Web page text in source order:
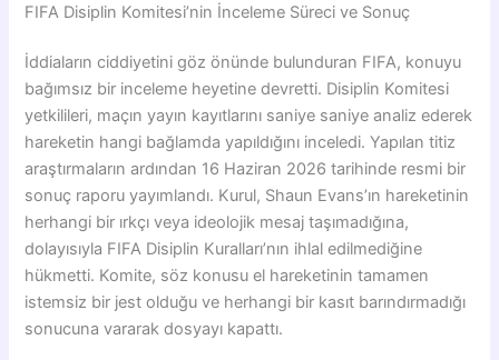
FIFA Disiplin Komitesi’nin İnceleme Süreci ve Sonuç
İddiaların ciddiyetini göz önünde bulunduran FIFA, konuyu
bağımsız bir inceleme heyetine devretti. Disiplin Komitesi
yetkilileri, maçın yayın kayıtlarını saniye saniye analiz ederek
hareketin hangi bağlamda yapıldığını inceledi. Yapılan titiz
araştırmaların ardından 16 Haziran 2026 tarihinde resmi bir
sonuç raporu yayımlandı. Kurul, Shaun Evans’ın hareketinin
herhangi bir ırkçı veya ideolojik mesaj taşımadığına,
dolayısıyla FIFA Disiplin Kuralları’nın ihlal edilmediğine
hükmetti. Komite, söz konusu el hareketinin tamamen
istemsiz bir jest olduğu ve herhangi bir kasıt barındırmadığı
sonucuna vararak dosyayı kapattı.